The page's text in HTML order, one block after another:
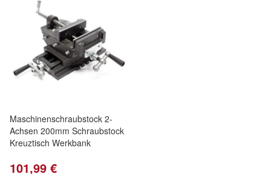
Maschinenschraubstock 2-
Achsen 200mm Schraubstock
Kreuztisch Werkbank
101,99 €